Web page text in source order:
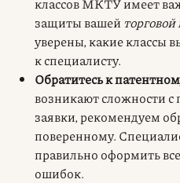
защиты вашей
уверены, какие классы
к специалисту.
Обратитесь к
возникают сложности с
заявки, рекомендуем
поверенному.
правильно оформить
ошибок.